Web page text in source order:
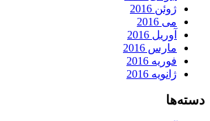
ژوئن 2016
می 2016
آوریل 2016
مارس 2016
فوریه 2016
ژانویه 2016
دسته‌ها